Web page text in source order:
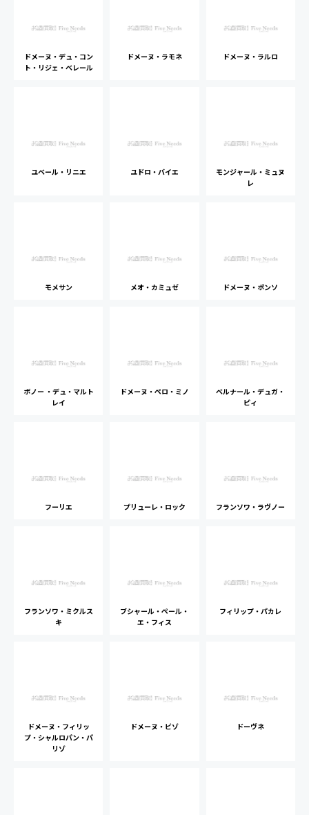
ドメーヌ・デュ・コン
ト・リジェ・ベレール
ドメーヌ・ラモネ ドメーヌ・ラルロ
ユベール・リニエ ユドロ・バイエ
モンジャール・ミュヌ
レ
モメサン メオ・カミュゼ ドメーヌ・ポンソ
ボノー ・デュ・マルト
レイ
ドメーヌ・ペロ・ミノ
ベルナール・デュガ・
ピィ
フーリエ プリューレ・ロック フランソワ・ラヴノー
フランソワ・ミクルス
キ
ブシャール・ペール・
エ・フィス
フィリップ・パカレ
ドメーヌ・フィリッ
プ・シャルロパン・パ
リゾ
ドメーヌ・ビゾ ドーヴネ